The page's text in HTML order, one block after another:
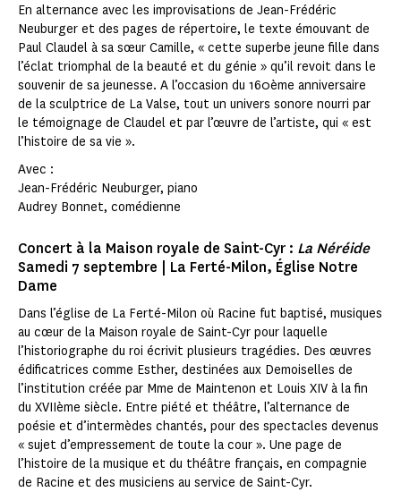
En alternance avec les improvisations de Jean-Frédéric
Neuburger et des pages de répertoire, le texte émouvant de
Paul Claudel à sa sœur Camille, « cette superbe jeune fille dans
l’éclat triomphal de la beauté et du génie » qu’il revoit dans le
souvenir de sa jeunesse. A l’occasion du 160ème anniversaire
de la sculptrice de La Valse, tout un univers sonore nourri par
le témoignage de Claudel et par l’œuvre de l’artiste, qui « est
l’histoire de sa vie ».
Avec :
Jean-Frédéric Neuburger, piano
Audrey Bonnet, comédienne
Concert à la Maison royale de Saint-Cyr : La Néréide
Samedi 7 septembre | La Ferté-Milon, Église Notre
Dame
Dans l’église de La Ferté-Milon où Racine fut baptisé, musiques
au cœur de la Maison royale de Saint-Cyr pour laquelle
l’historiographe du roi écrivit plusieurs tragédies. Des œuvres
édificatrices comme Esther, destinées aux Demoiselles de
l’institution créée par Mme de Maintenon et Louis XIV à la fin
du XVIIème siècle. Entre piété et théâtre, l’alternance de
poésie et d’intermèdes chantés, pour des spectacles devenus
« sujet d’empressement de toute la cour ». Une page de
l’histoire de la musique et du théâtre français, en compagnie
de Racine et des musiciens au service de Saint-Cyr.